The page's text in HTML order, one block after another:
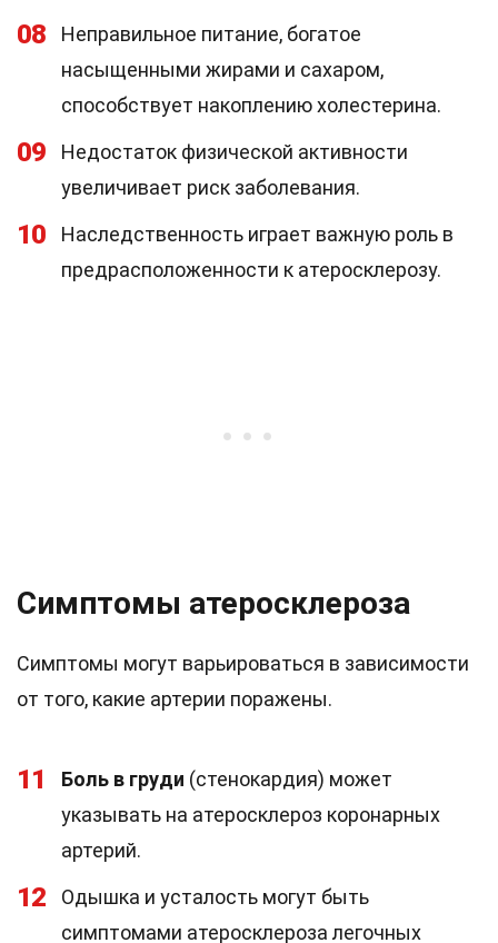
08
Неправильное питание, богатое
насыщенными жирами и сахаром,
способствует накоплению холестерина.
09
Недостаток физической активности
увеличивает риск заболевания.
10
Наследственность играет важную роль в
предрасположенности к атеросклерозу.
Симптомы атеросклероза
Симптомы могут варьироваться в зависимости
от того, какие артерии поражены.
11 Боль в груди (стенокардия) может
указывать на атеросклероз коронарных
артерий.
12
Одышка и усталость могут быть
симптомами атеросклероза легочных